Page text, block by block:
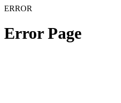
ERROR
Error Page